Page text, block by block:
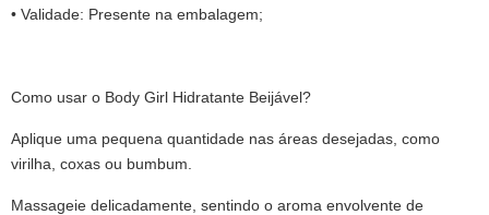
• Validade: Presente na embalagem;
Como usar o Body Girl Hidratante Beijável?
Aplique uma pequena quantidade nas áreas desejadas, como
virilha, coxas ou bumbum.
Massageie delicadamente, sentindo o aroma envolvente de